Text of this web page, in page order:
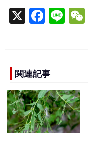
X F
a
e
b
o
o
k
Li
n
関連記事